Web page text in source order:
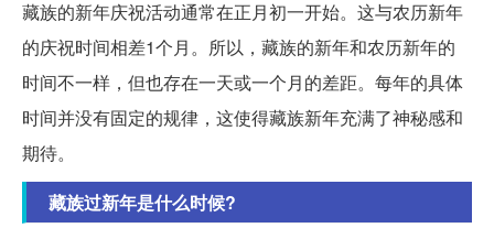
藏族的新年庆祝活动通常在正月初一开始。这与农历新年
的庆祝时间相差1个月。所以，藏族的新年和农历新年的
时间不一样，但也存在一天或一个月的差距。每年的具体
时间并没有固定的规律，这使得藏族新年充满了神秘感和
期待。
藏族过新年是什么时候?